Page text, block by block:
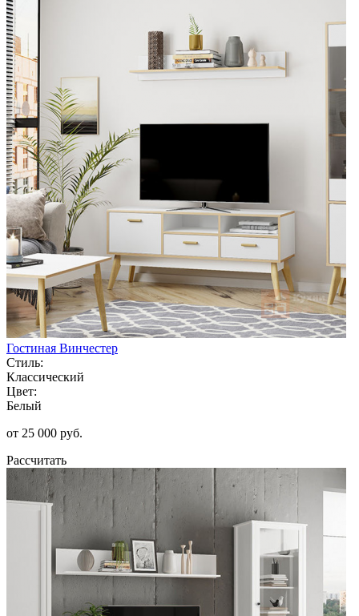
Гостиная Винчестер
Стиль:
Классический
Цвет:
Белый
от 25 000 руб.
Рассчитать